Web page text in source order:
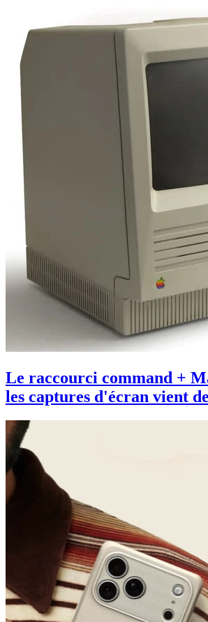
Le raccourci command +
les captures d'écran vient